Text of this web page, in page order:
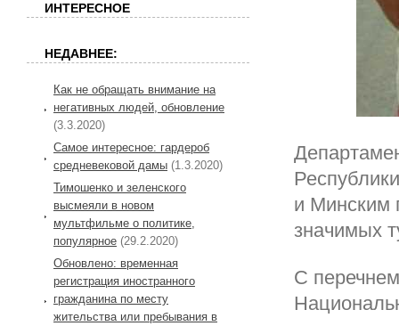
и Минским
значимых
С
ИНТЕРЕСНОЕ
НЕДАВНЕЕ:
Как не обращать внимание на
негативных людей, обновление
(3.3.2020)
Самое интересное: гардероб
средневековой дамы (1.3.2020)
Тимошенко и зеленского
высмеяли в новом
мультфильме о политике,
популярное (29.2.2020)
Обновлено: временная
регистрация иностранного
гражданина по месту
жительства или пребывания в